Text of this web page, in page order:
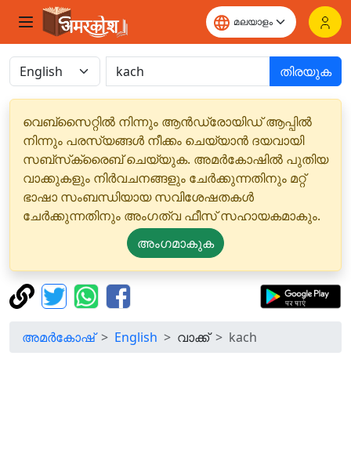
തിരയുക
വെബ്‌സൈറ്റിൽ നിന്നും ആൻഡ്രോയിഡ് ആപ്പിൽ
നിന്നും പരസ്യങ്ങൾ നീക്കം ചെയ്യാൻ ദയവായി
സബ്‌സ്‌ക്രൈബ് ചെയ്യുക. അമർകോഷിൽ പുതിയ
വാക്കുകളും നിർവചനങ്ങളും ചേർക്കുന്നതിനും മറ്റ്
ഭാഷാ സംബന്ധിയായ സവിശേഷതകൾ
ചേർക്കുന്നതിനും അംഗത്വ ഫീസ് സഹായകമാകും.
അംഗമാകുക
അമർകോഷ് English വാക്ക് kach